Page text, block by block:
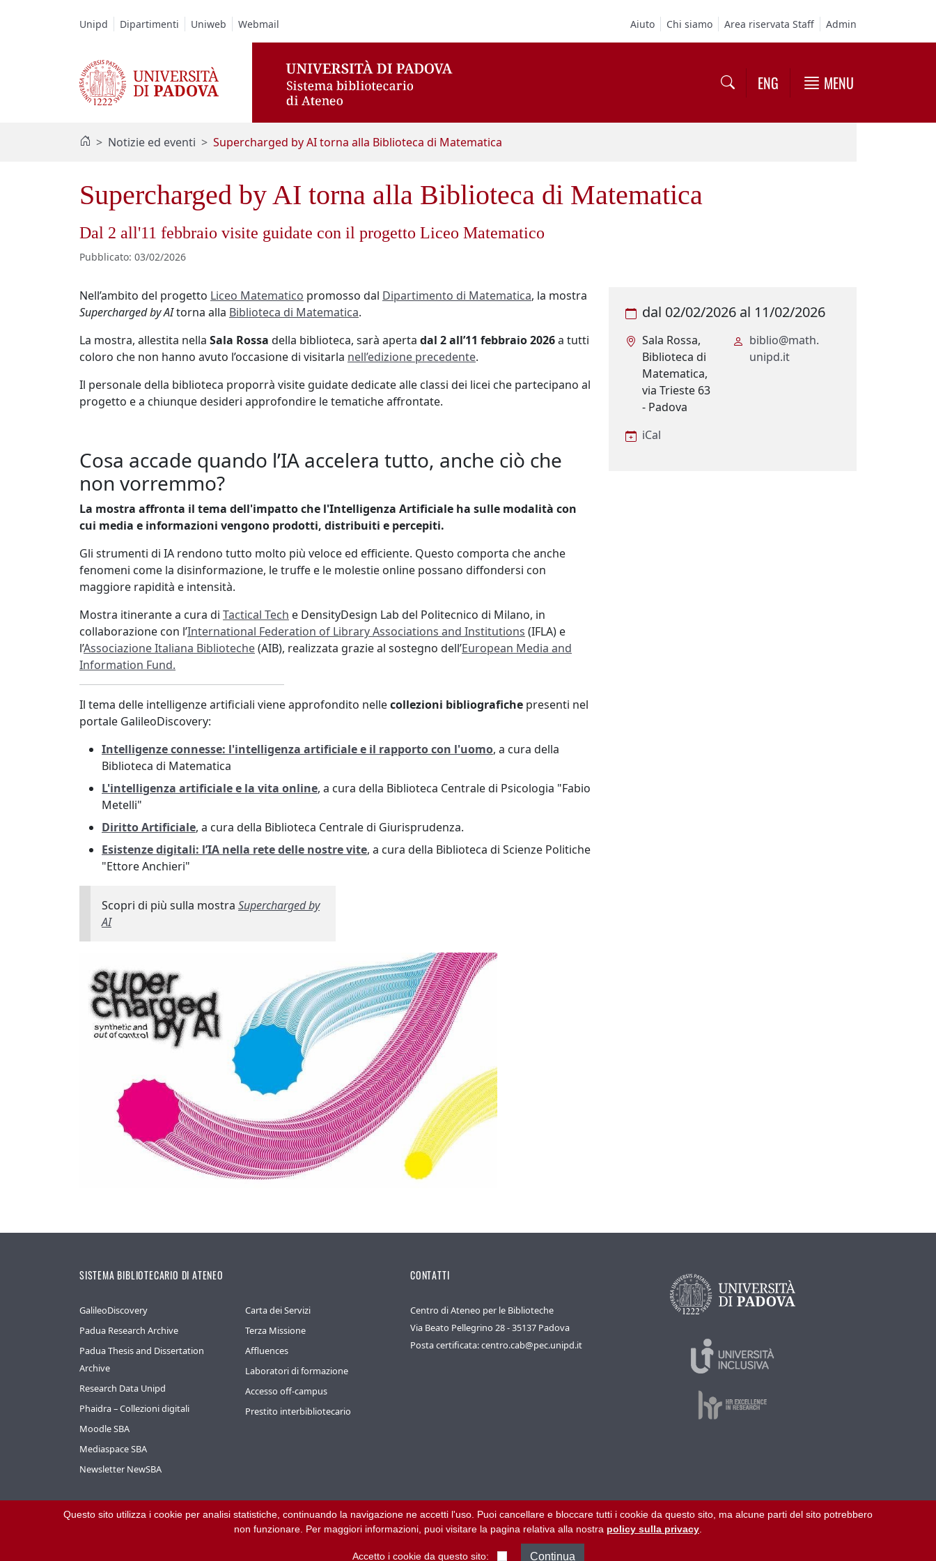
Unipd Dipartimenti Uniweb Webmail Aiuto Chi siamo Area riservata Staff Admin
ENG MENU
Notizie ed eventi Supercharged by AI torna alla Biblioteca di Matematica
Supercharged by AI torna alla Biblioteca di Matematica
Dal 2 all'11 febbraio visite guidate con il progetto Liceo Matematico
Pubblicato: 03/02/2026
https://biblio.unipd.it/news/torna-
in-
supercharged-
by-
ai-
synthetic-
and-
control
Supercharged
by
AI
torna
alla
Biblioteca
di
Matematica
2026-
02-
02T00:00:00+01:00
2026-
Dal
2
all'11
febbraio
guidate
progetto
Liceo
Nell’ambito del progetto Liceo Matematico promosso dal Dipartimento di Matematica, la mostra
Supercharged by AItorna alla Biblioteca di Matematica.
La mostra, allestita nella Sala Rossa della biblioteca, sarà aperta dal 2 all’11 febbraio 2026a tutti
coloro che non hanno avuto l’occasione di visitarla nell’edizione precedente.
Il personale della biblioteca proporrà visite guidate dedicate alle classi dei licei che partecipano al
progetto e a chiunque desideri approfondire le tematiche affrontate.
Cosa accade quando l’IA accelera tutto, anche ciò che
non vorremmo?
La mostra affronta il tema dell'impatto che l'Intelligenza Artificiale ha sulle modalità con
cui media e informazioni vengono prodotti, distribuiti e percepiti.
Gli strumenti di IA rendono tutto molto più veloce ed efficiente. Questo comporta che anche
fenomeni come la disinformazione, le truffe e le molestie online possano diffondersi con
maggiore rapidità e intensità.
Mostra itinerante a cura di Tactical Tech e DensityDesign Lab del Politecnico di Milano, in
collaborazione con l’International Federation of Library Associations and Institutions (IFLA) e
l’Associazione Italiana Biblioteche(AIB), realizzata grazie al sostegno dell’European Media and
Information Fund.
Il tema delle intelligenze artificiali viene approfondito nellecollezioni bibliografiche presenti nel
portale GalileoDiscovery:
Intelligenze connesse: l'intelligenza artificiale e il rapporto con l'uomo, a cura della
Biblioteca di Matematica
L'intelligenza artificiale e la vita online, a cura della Biblioteca Centrale di Psicologia "Fabio
Metelli"
Diritto Artificiale, a cura della Biblioteca Centrale di Giurisprudenza.
Esistenze digitali: l’IA nella rete delle nostre vite, a cura della Biblioteca di Scienze Politiche
"Ettore Anchieri"
Scopri di più sulla mostra Supercharged by
AI
dal 02/02/2026 al 11/02/2026
Sala Rossa,
Biblioteca di
Matematica,
via Trieste 63
- Padova
biblio@math.
unipd.it
iCal
SISTEMA BIBLIOTECARIO DI ATENEO
GalileoDiscovery
Padua Research Archive
Padua Thesis and Dissertation
Archive
Research Data Unipd
Phaidra – Collezioni digitali
Moodle SBA
Mediaspace SBA
Newsletter NewSBA
Carta dei Servizi
Terza Missione
Affluences
Laboratori di formazione
Accesso off-campus
Prestito interbibliotecario
CONTATTI
Centro di Ateneo per le Biblioteche
Via Beato Pellegrino 28 - 35137 Padova
Posta certificata: centro.cab@pec.unipd.it
Università di Padova – Tutti i diritti riservati
Aiuto Chi siamo Collabora con noi Amministrazione trasparente
Questo sito utilizza i cookie per analisi statistiche, continuando la navigazione ne accetti l'uso. Puoi cancellare e bloccare tutti i cookie da questo sito, ma alcune parti del sito potrebbero
non funzionare. Per maggiori informazioni, puoi visitare la pagina relativa alla nostra policy sulla privacy
Accetto i cookie da questo sito: